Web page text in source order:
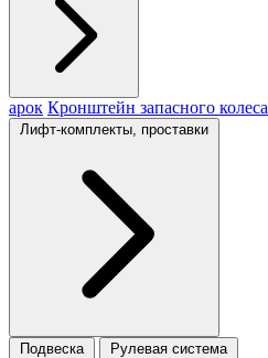
арок Кронштейн запасного колеса
Лифт-комплекты, проставки
Подвеска Рулевая система